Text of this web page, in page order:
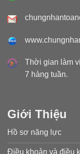
Thời gian làm
7 hàng tuần.
Giới Thiệu
Hồ sơ năng lực
Điều khoản và điều